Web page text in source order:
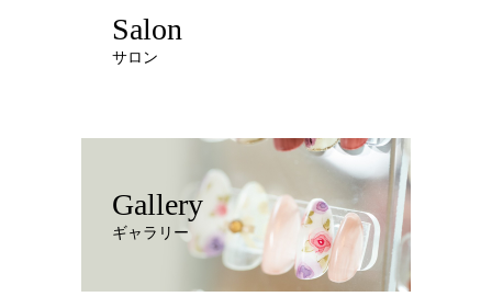
Salon
サロン
Gallery
ギャラリー